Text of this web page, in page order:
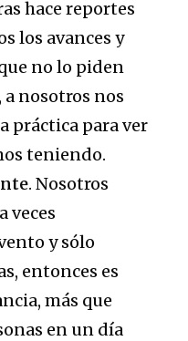
hace reportes
los avances y
no lo piden
nosotros nos
práctica para ver
teniendo.
. Nosotros
veces
y sólo
entonces es
más que
en un día